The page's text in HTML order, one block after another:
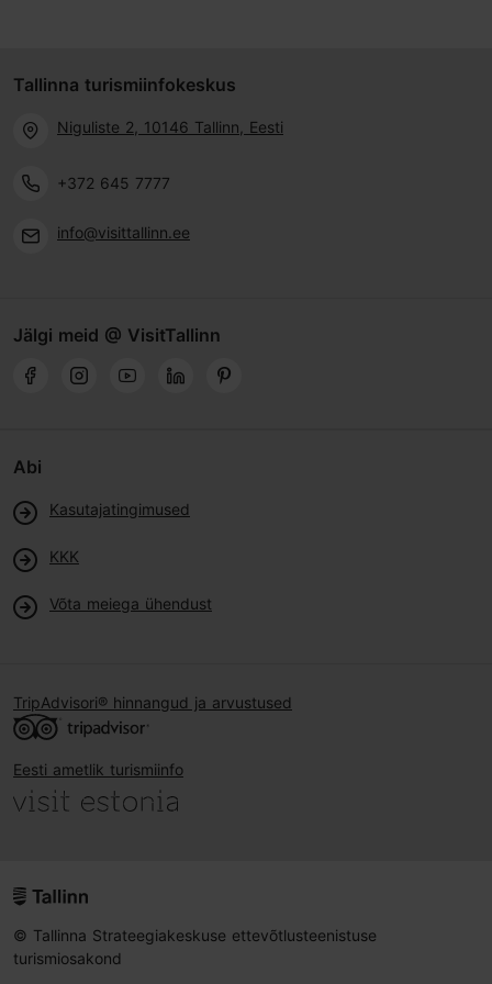
Tallinna turismiinfokeskus
Niguliste 2, 10146 Tallinn, Eesti
+372 645 7777
info@visittallinn.ee
Jälgi meid @ VisitTallinn
Abi
Kasutajatingimused
KKK
Võta meiega ühendust
TripAdvisori® hinnangud ja arvustused
Eesti ametlik turismiinfo
© Tallinna Strateegiakeskuse ettevõtlusteenistuse
turismiosakond